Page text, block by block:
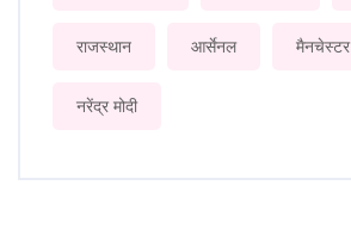
राजस्थान आर्सेनल
नरेंद्र मोदी